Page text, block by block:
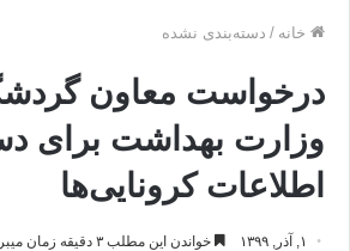
خانه / دسته‌بندی نشده
درخواست معاون
وزارت بهداشت برای
اطلاعات کرونایی‌ها
۱, آذر, ۱۳۹۹ خواندن این مطلب ۳ دقیقه زمان میبرد